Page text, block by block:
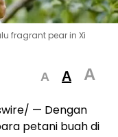
fragrant pear in Xi
A A A
— Dengan
petani buah di